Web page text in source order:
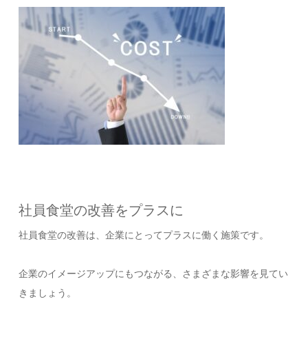
社員食堂の改善をプラスに
社員食堂の改善は、企業にとってプラスに働く施策です。
企業のイメージアップにもつながる、さまざまな影響を見てい
きましょう。